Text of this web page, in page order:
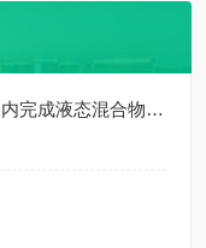
纳米乳化机的可以在非常短的时间内完成液态混合物的乳化